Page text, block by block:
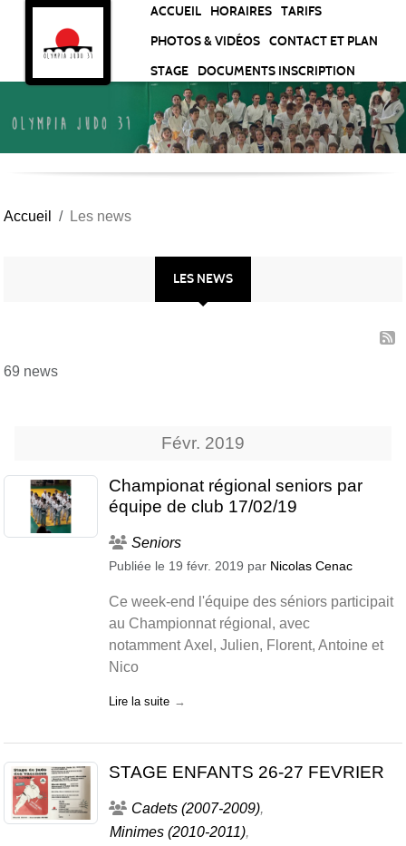
ACCUEIL HORAIRES
TARIFS
PHOTOS & VIDÉOS
CONTACT ET PLAN
STAGE
DOCUMENTS INSCRIPTION
Accueil Les news
LES NEWS
69 news
Févr. 2019
Championat régional seniors par
équipe de club 17/02/19
Seniors
Publiée le 19 févr. 2019 par Nicolas Cenac
Ce week-end l'équipe des séniors participait
au Championnat régional, avec
notamment Axel, Julien, Florent, Antoine et
Nico
Lire la suite
STAGE ENFANTS 26-27 FEVRIER
Cadets (2007-2009)
Minimes (2010-2011)
Panneau de gestion des cookies